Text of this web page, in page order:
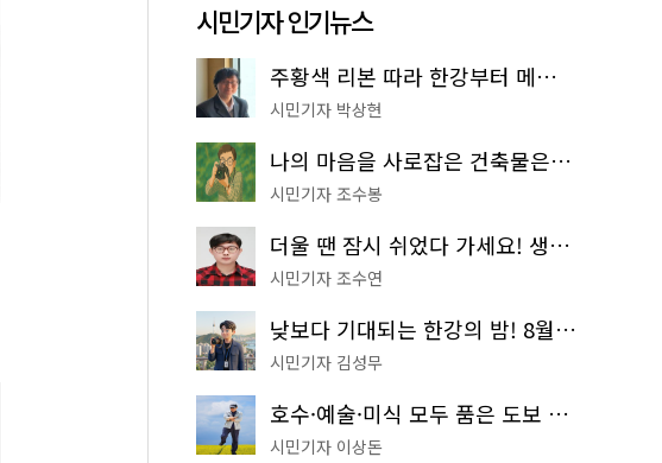
시민기자 인기뉴스
주황색 리본 따라 한강부터 메타세쿼이아 숲길까지…서울둘레길 15코스
시민기자 박상현
나의 마음을 사로잡은 건축물은? '서울시 건축상' 수상작 공개!
시민기자 조수봉
더울 땐 잠시 쉬었다 가세요! 생수 냉장고부터 해피소·무더위쉼터까지
시민기자 조수연
낮보다 기대되는 한강의 밤! 8월 한정 무료 '한강 밤핑' 예약은?
시민기자 김성무
호수·예술·미식 모두 품은 도보 코스! 서울식물원~LG아트센터~마곡테라스거리
시민기자 이상돈